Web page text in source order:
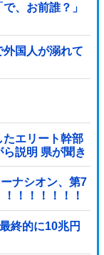
、お前誰？」
外国人が溺れて
たエリート幹部
説明 県が聞き
ナシオン、第7
！！！！！！
終的に10兆円